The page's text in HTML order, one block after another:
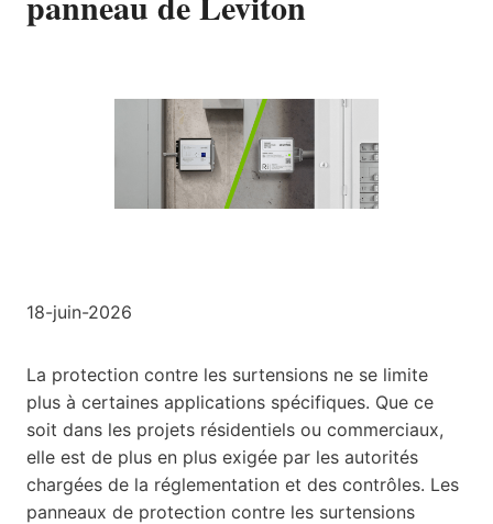
18-juin-2026
La protection contre les surtensions ne se limite
plus à certaines applications spécifiques. Que ce
soit dans les projets résidentiels ou commerciaux,
elle est de plus en plus exigée par les autorités
chargées de la réglementation et des contrôles. Les
panneaux de protection contre les surtensions